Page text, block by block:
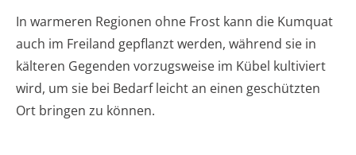
In warmeren Regionen ohne Frost kann die Kumquat
auch im Freiland gepflanzt werden, während sie in
kälteren Gegenden vorzugsweise im Kübel kultiviert
wird, um sie bei Bedarf leicht an einen geschützten
Ort bringen zu können.